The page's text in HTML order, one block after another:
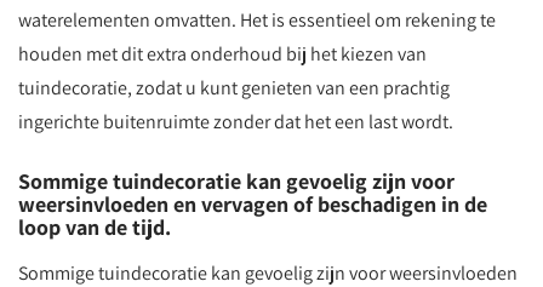
waterelementen omvatten. Het is essentieel om rekening te
houden met dit extra onderhoud bij het kiezen van
tuindecoratie, zodat u kunt genieten van een prachtig
ingerichte buitenruimte zonder dat het een last wordt.
Sommige tuindecoratie kan gevoelig zijn voor
weersinvloeden en vervagen of beschadigen in de
loop van de tijd.
Sommige tuindecoratie kan gevoelig zijn voor weersinvloeden